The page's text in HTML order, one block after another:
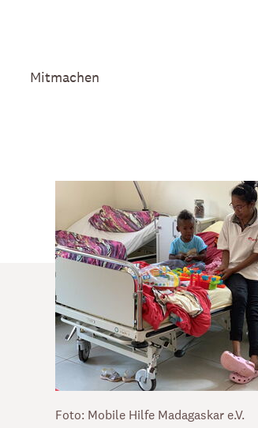
Mitmachen
Foto: Mobile Hilfe Madagaskar e.V.